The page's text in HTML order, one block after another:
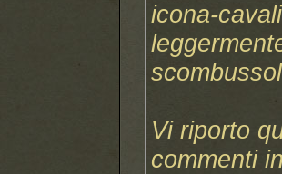
icona-
Vi riporto
commenti